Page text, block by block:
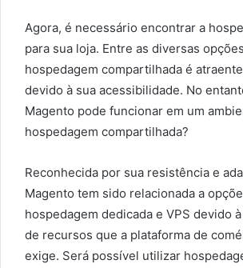
Agora, é necessário encontrar a
para sua loja. Entre as diversas
hospedagem compartilhada é
devido à sua acessibilidade. No
Magento pode funcionar em um
hospedagem compartilhada?
Reconhecida por sua resistência e
Magento tem sido relacionada a
hospedagem dedicada e VPS devido
de recursos que a plataforma de
exige. Será possível utilizar